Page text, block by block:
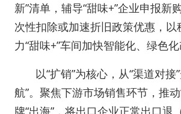
新”清单，辅导“甜味+”企业申报新
次性扣除或加速折旧政策优惠，以
力“甜味+”车间加快智能化、绿色化
以“扩销”为核心，从“渠道对接
航”。聚焦下游市场销售环节，推动
牌“出海”，将出口企业正常出口退